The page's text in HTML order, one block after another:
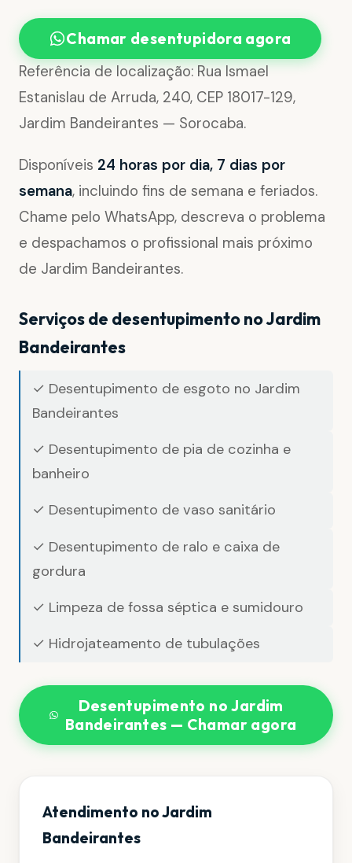
Chamar desentupidora agora
Referência de localização: Rua Ismael
Estanislau de Arruda, 240, CEP 18017-129,
Jardim Bandeirantes — Sorocaba.
Disponíveis 24 horas por dia, 7 dias por
semana, incluindo fins de semana e feriados.
Chame pelo WhatsApp, descreva o problema
e despachamos o profissional mais próximo
de Jardim Bandeirantes.
Serviços de desentupimento no Jardim
Bandeirantes
✓ Desentupimento de esgoto no Jardim
Bandeirantes
✓ Desentupimento de pia de cozinha e
banheiro
✓ Desentupimento de vaso sanitário
✓ Desentupimento de ralo e caixa de
gordura
✓ Limpeza de fossa séptica e sumidouro
✓ Hidrojateamento de tubulações
Desentupimento no Jardim
Bandeirantes — Chamar agora
Atendimento no Jardim
Bandeirantes